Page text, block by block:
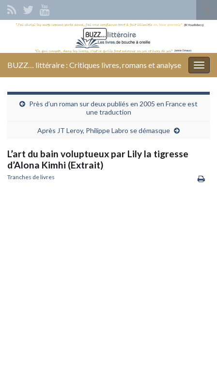
Search for:
BUZZ… littéraire : Critiques livres, romans et analyse
Près d’un roman sur deux publiés en 2005 en France est
une traduction
Après JT Leroy, Philippe Labro se démasque
L’art du bain voluptueux par Lily la tigresse
d’Alona Kimhi (Extrait)
Tranches de livres